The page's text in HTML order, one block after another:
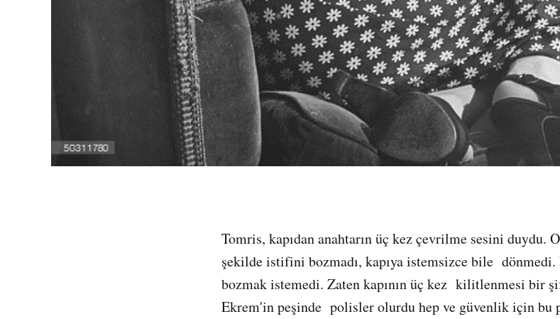
Tomris, kapıdan anahtarın üç kez çevrilme sesini duydu.
şekilde istifini bozmadı, kapıya istemsizce bile dönmedi.
bozmak istemedi. Zaten kapının üç kez kilitlenmesi bir
Ekrem'in peşinde polisler olurdu hep ve güvenlik için bu